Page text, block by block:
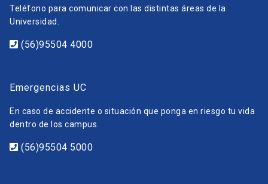
Teléfono para comunicar con las distintas áreas de la
Universidad.
(56)95504 4000
Emergencias UC
En caso de accidente o situación que ponga en riesgo tu vida
dentro de los campus.
(56)95504 5000